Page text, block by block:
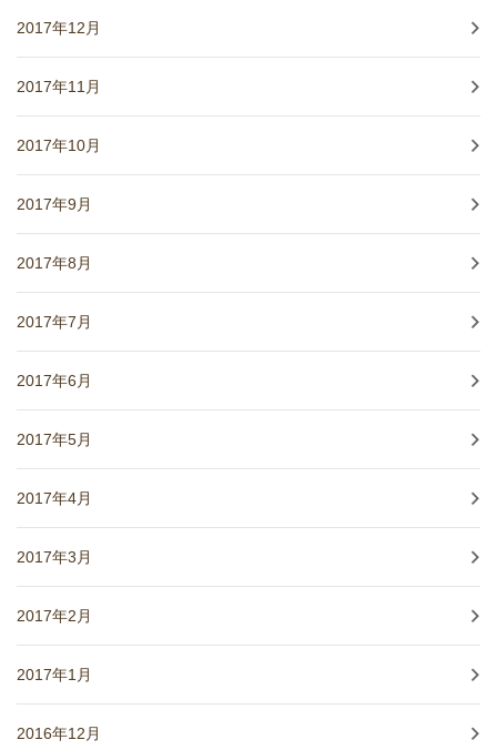
2017年12月
2017年11月
2017年10月
2017年9月
2017年8月
2017年7月
2017年6月
2017年5月
2017年4月
2017年3月
2017年2月
2017年1月
2016年12月